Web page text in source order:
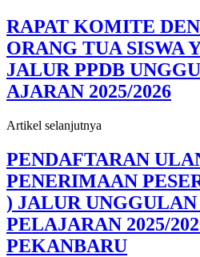
RAPAT KOMITE
ORANG TUA SISWA
JALUR PPDB
AJARAN 2025/2026
Artikel selanjutnya
PENDAFTARAN
PENERIMAAN
) JALUR
PELAJARAN 2025/
PEKANBARU